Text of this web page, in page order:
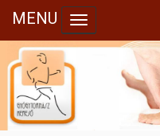
MENU Toggle navigation